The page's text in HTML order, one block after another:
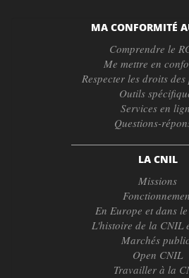
MA CONFORMITÉ
Comprendre le
Me mettre en
Respecter les droits des
Outils
Services en
Questions-
LA CNIL
Missions
En Europe et dans
L'histoire de la CNIL
Marchés
Open CNIL
Travailler à la